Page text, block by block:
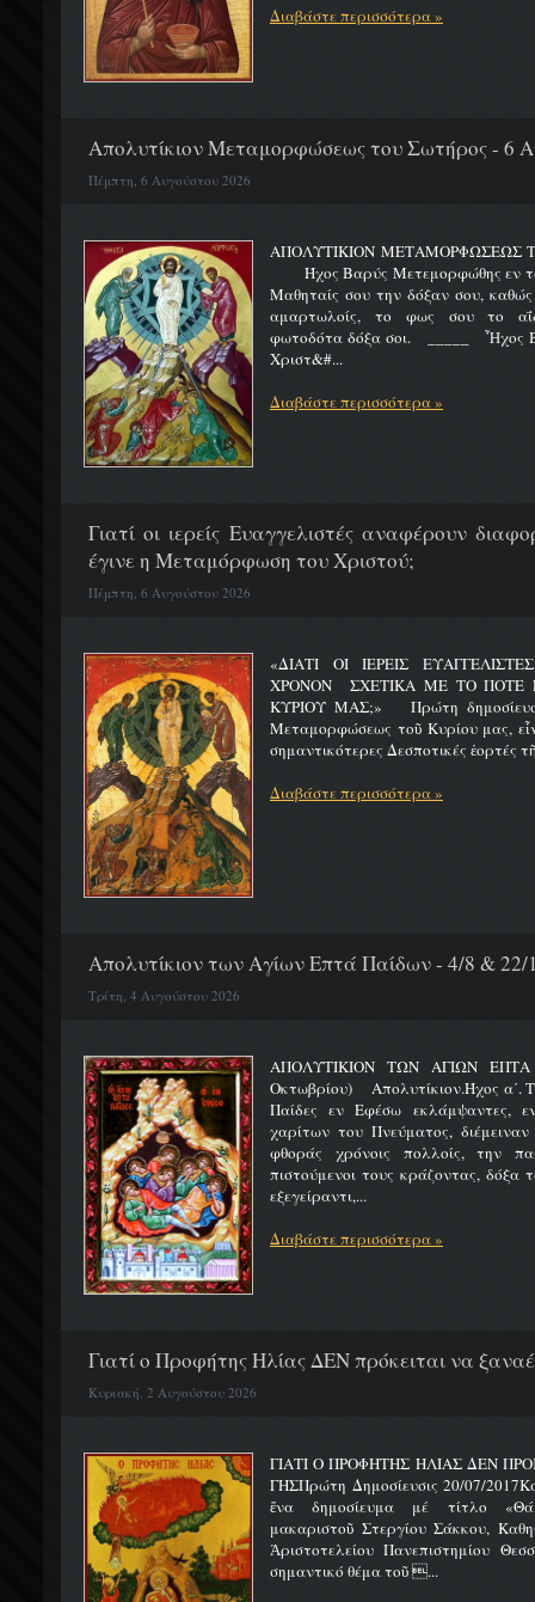
Διαβάστε περισσότερα »
Απολυτίκιον Μεταμορφώσεως του Σωτήρος - 6
Πέμπτη, 6 Αυγούστου 2026
ΑΠΟΛΥΤΙΚΙΟΝ
Ήχος Βαρύς Μετεμορφώθης εν τω
Μαθηταίς σου την δόξαν σου,
αμαρτωλοίς, το φως σου το
φωτοδότα δόξα σοι. _____ Ἦχος
Χριστ&#...
Διαβάστε περισσότερα »
Γιατί οι ιερείς Ευαγγελιστές αναφέρουν
έγινε η Μεταμόρφωση του Χριστού;
Πέμπτη, 6 Αυγούστου 2026
«ΔΙΑΤΙ ΟΙ ΙΕΡΕΙΣ
ΧΡΟΝΟΝ ΣΧΕΤΙΚΑ ΜΕ ΤΟ ΠΟΤΕ
ΚΥΡΙΟΥ ΜΑΣ;» Πρώτη
Μεταμορφώσεως τοῦ Κυρίου μας,
σημαντικότερες Δεσποτικές ἑορτές
Διαβάστε περισσότερα »
Απολυτίκιον των Αγίων Επτά Παίδων - 4/8 & 22/
Τρίτη, 4 Αυγούστου 2026
ΑΠΟΛΥΤΙΚΙΟΝ ΤΩΝ ΑΓΙΩΝ ΕΠΤΑ
Οκτωβρίου) Απολυτίκιον.Ήχος α΄.
Παίδες εν Εφέσω εκλάμψαντες,
χαρίτων του Πνεύματος,
φθοράς χρόνοις πολλοίς, την
πιστούμενοι τους κράζοντας,
εξεγείραντι,...
Διαβάστε περισσότερα »
Γιατί ο Προφήτης Ηλίας ΔΕΝ πρόκειται να
Κυριακή, 2 Αυγούστου 2026
ΓΙΑΤΙ Ο ΠΡΟΦΗΤΗΣ ΗΛΙΑΣ ΔΕΝ
ΓΗΣΠρώτη Δημοσίευσις 20/07/
ἕνα δημοσίευμα μέ τίτλο
μακαριστοῦ Στεργίου Σάκκου,
Ἀριστοτελείου Πανεπιστημίου
σημαντικό θέμα τοῦ ...